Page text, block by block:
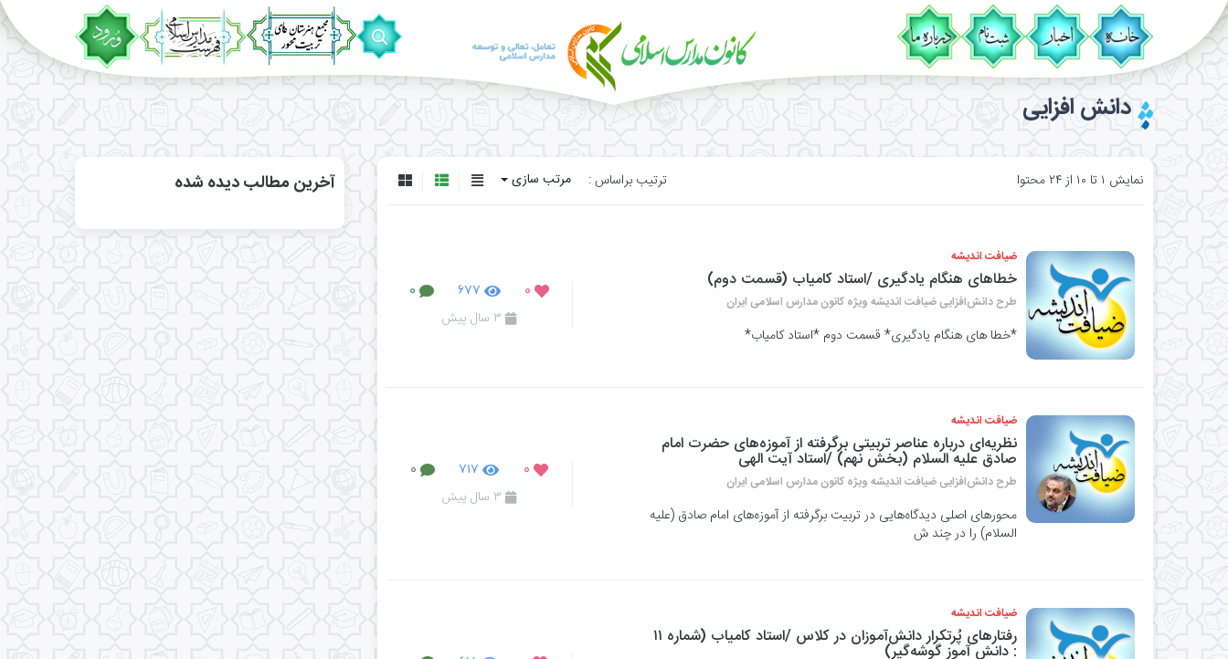
دانش افزایی
نمایش ۱ تا ۱۰ از ۲۴ محتوا ترتیب براساس : مرتب سازی
ضیافت اندیشه
خطاهای هنگام یادگیری /استاد کامیاب (قسمت دوم)
طرح دانش‌افزایی ضیافت اندیشه ویژه کانون مدارس اسلامی ایران
*خطا های هنگام یادگیری* قسمت دوم *استاد کامیاب*
۰ ۶۷۷ ۰
۳ سال پیش
ضیافت اندیشه
نظریه‌ای درباره عناصر تربیتی برگرفته از آموزه‌های حضرت امام
صادق علیه السلام (بخش نهم) /استاد آیت الهی
طرح دانش‌افزایی ضیافت اندیشه ویژه کانون مدارس اسلامی ایران
محورهای اصلی دیدگاه‌هایی در تربیت برگرفته از آموزه‌های امام صادق (علیه
السلام) را در چند ش
۰ ۷۱۷ ۰
۳ سال پیش
ضیافت اندیشه
رفتارهای پُرتکرار دانش‌آموزان در کلاس /استاد کامیاب (شماره ۱۱
: دانش آموز گوشه‌گیر)
آخرین مطالب دیده شده